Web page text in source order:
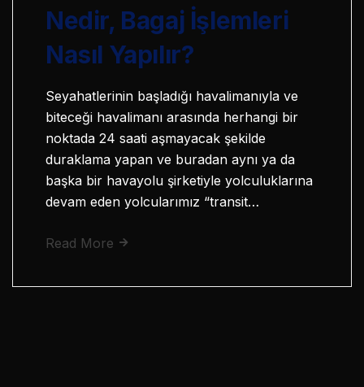
Nedir, Bagaj İşlemleri
Nasıl Yapılır?
Seyahatlerinin başladığı havalimanıyla ve
biteceği havalimanı arasında herhangi bir
noktada 24 saati aşmayacak şekilde
duraklama yapan ve buradan aynı ya da
başka bir havayolu şirketiyle yolculuklarına
devam eden yolcularımız “transit…
Read More